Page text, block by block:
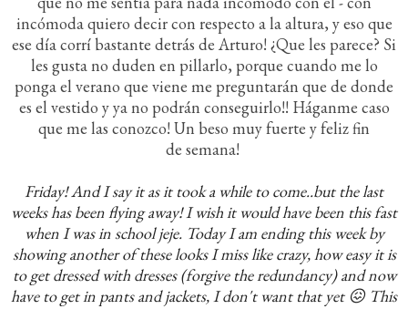
incómoda quiero decir con respecto a la altura, y eso que
ese día corrí bastante detrás de Arturo! ¿Que les parece? Si
les gusta no duden en pillarlo, porque cuando me lo
ponga el verano que viene me preguntarán que de donde
es el vestido y ya no podrán conseguirlo!! Háganme caso
que me las conozco! Un beso muy fuerte y feliz fin
de semana!
Friday! And I say it as it took a while to come..but the last
weeks has been flying away! I wish it would have been this fast
when I was in school jeje. Today I am ending this week by
showing another of these looks I miss like crazy, how easy it is
to get dressed with dresses (forgive the redundancy) and now
have to get in pants and jackets, I don't want that yet 😖 This